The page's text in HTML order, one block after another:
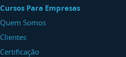
Cursos Para Empresas
Quem Somos
Clientes
Certificação